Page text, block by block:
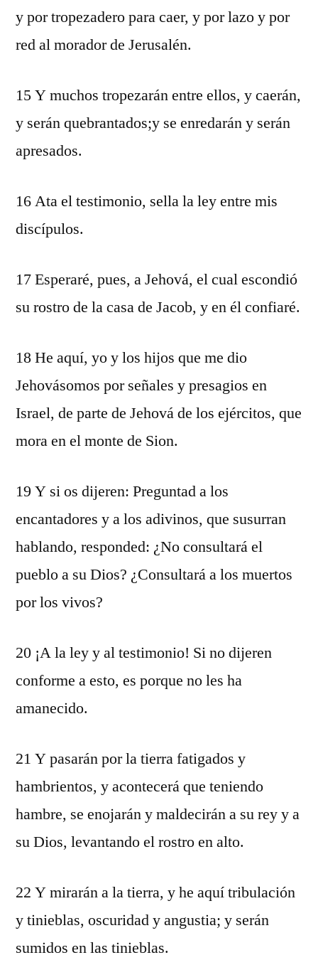
y por tropezadero para caer, y por lazo y por
red al morador de Jerusalén.
15 Y muchos tropezarán entre ellos, y caerán,
y serán quebrantados;y se enredarán y serán
apresados.
16 Ata el testimonio, sella la ley entre mis
discípulos.
17 Esperaré, pues, a Jehová, el cual escondió
su rostro de la casa de Jacob, y en él confiaré.
18 He aquí, yo y los hijos que me dio
Jehovásomos por señales y presagios en
Israel, de parte de Jehová de los ejércitos, que
mora en el monte de Sion.
19 Y si os dijeren: Preguntad a los
encantadores y a los adivinos, que susurran
hablando, responded: ¿No consultará el
pueblo a su Dios? ¿Consultará a los muertos
por los vivos?
20 ¡A la ley y al testimonio! Si no dijeren
conforme a esto, es porque no les ha
amanecido.
21 Y pasarán por la tierra fatigados y
hambrientos, y acontecerá que teniendo
hambre, se enojarán y maldecirán a su rey y a
su Dios, levantando el rostro en alto.
22 Y mirarán a la tierra, y he aquí tribulación
y tinieblas, oscuridad y angustia; y serán
sumidos en las tinieblas.